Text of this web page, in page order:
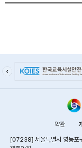
약관
[07238] 서울특별시 영등포